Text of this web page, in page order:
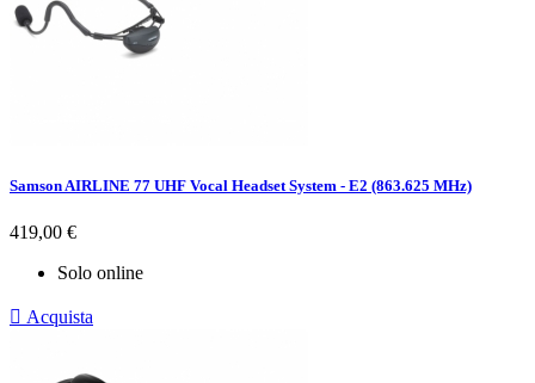
Samson AIRLINE 77 UHF Vocal Headset System - E2 (863.625 MHz)
Prezzo
419,00 €
Solo online
 Acquista